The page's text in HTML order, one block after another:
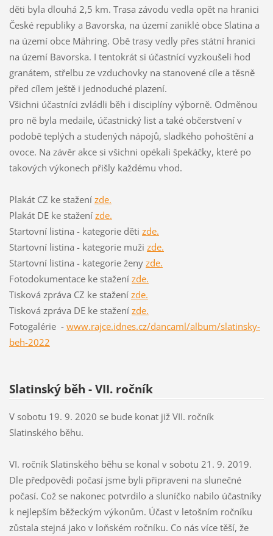
děti byla dlouhá 2,5 km. Trasa závodu vedla opět na hranici
České republiky a Bavorska, na území zaniklé obce Slatina a
na území obce Mähring. Obě trasy vedly přes státní hranici
na území Bavorska. I tentokrát si účastnící vyzkoušeli hod
granátem, střelbu ze vzduchovky na stanovené cíle a těsně
před cílem ještě i jednoduché plazení.
Všichni účastníci zvládli běh i disciplíny výborně. Odměnou
pro ně byla medaile, účastnický list a také občerstvení v
podobě teplých a studených nápojů, sladkého pohoštění a
ovoce. Na závěr akce si všichni opékali špekáčky, které po
takových výkonech přišly každému vhod.
Plakát CZ ke stažení zde.
Plakát DE ke stažení zde.
Startovní listina - kategorie děti zde.
Startovní listina - kategorie muži zde.
Startovní listina - kategorie ženy zde.
Fotodokumentace ke stažení zde.
Tisková zpráva CZ ke stažení zde.
Tisková zpráva DE ke stažení zde.
Fotogalérie - www.rajce.idnes.cz/dancaml/album/slatinsky-
beh-2022
Slatinský běh - VII. ročník
V sobotu 19. 9. 2020 se bude konat již VII. ročník
Slatinského běhu.
VI. ročník Slatinského běhu se konal v sobotu 21. 9. 2019.
Dle předpovědi počasí jsme byli připraveni na slunečné
počasí. Což se nakonec potvrdilo a sluníčko nabilo účastníky
k nejlepším běžeckým výkonům. Účast v letošním ročníku
zůstala stejná jako v loňském ročníku. Co nás více těší, že